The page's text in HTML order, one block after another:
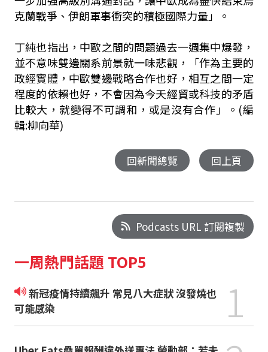
克蘭戰爭、伊朗軍事衝突的積極國際力量」。
丁純也指出，中歐之間的問題過去一週集中爆發，
並不意味雙邊關系前景就一味悲觀，「作為主要的
政經實體，中歐雙邊戰略合作也好，相互之間一定
程度的依賴也好，不會因為今天經貿或科技的矛盾
比較大，就變得不可調和，或是沒有合作」。(編
輯:柳向華)
回新聞總覽 回上頁
Podcasts URL 訂閱複製
一周熱門話題 TOP5
新冠疫情持續飆升 常見八大症狀 沒發燒也
可能感染
1